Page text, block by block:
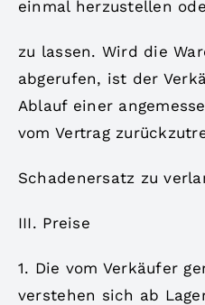
einmal herzustellen
zu lassen. Wird die
abgerufen, ist der
Ablauf einer
vom Vertrag
Schadenersatz zu
III. Preise
1. Die vom Verkäufer
verstehen sich ab